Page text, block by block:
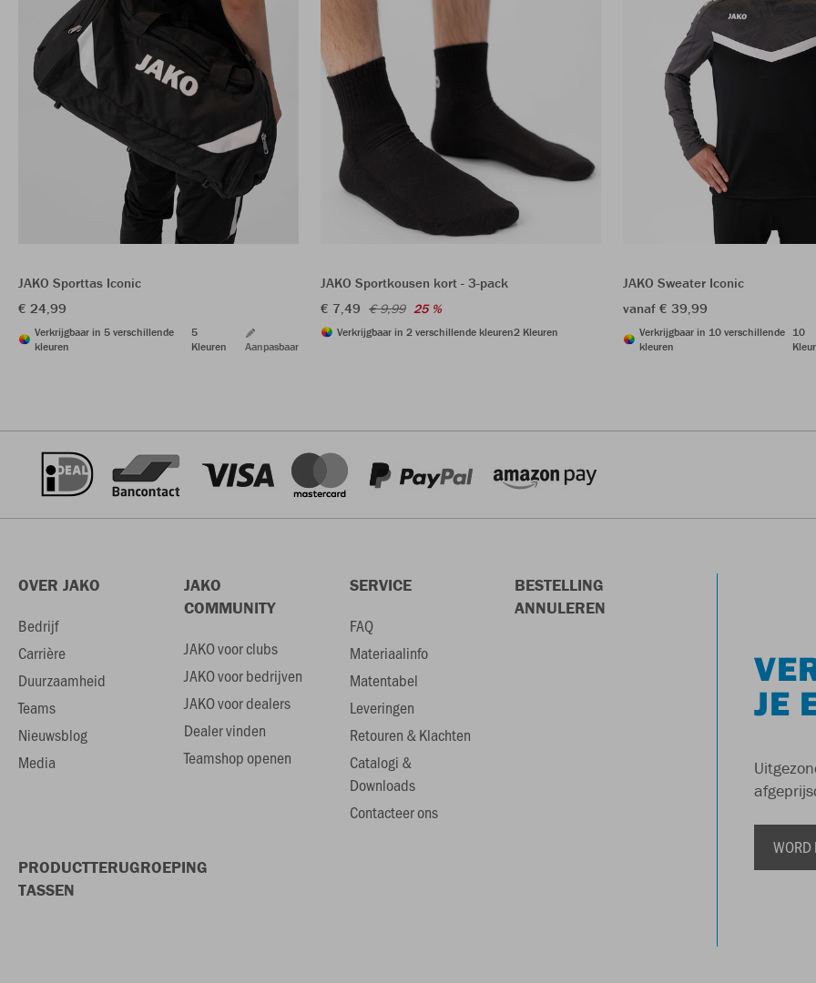
JAKO Sporttas Iconic
€ 24,99
Verkrijgbaar in 5 verschillende
kleuren
5
Kleuren
Aanpasbaar
JAKO Sportkousen kort - 3-pack
€ 7,49 € 9,99 25 %
Verkrijgbaar in 2 verschillende kleuren2 Kleuren
JAKO Sweater Iconic
vanaf € 39,99
Verkrijgbaar in 10 verschillende
kleuren
10
OVER JAKO
Bedrijf
Carrière
Duurzaamheid
Teams
Nieuwsblog
Media
JAKO
COMMUNITY
JAKO voor clubs
JAKO voor bedrijven
JAKO voor dealers
Dealer vinden
Teamshop openen
SERVICE
FAQ
Materiaalinfo
Matentabel
Leveringen
Retouren & Klachten
Catalogi &
Downloads
Contacteer ons
BESTELLING
ANNULEREN
PRODUCTTERUGROEPING
TASSEN
JE